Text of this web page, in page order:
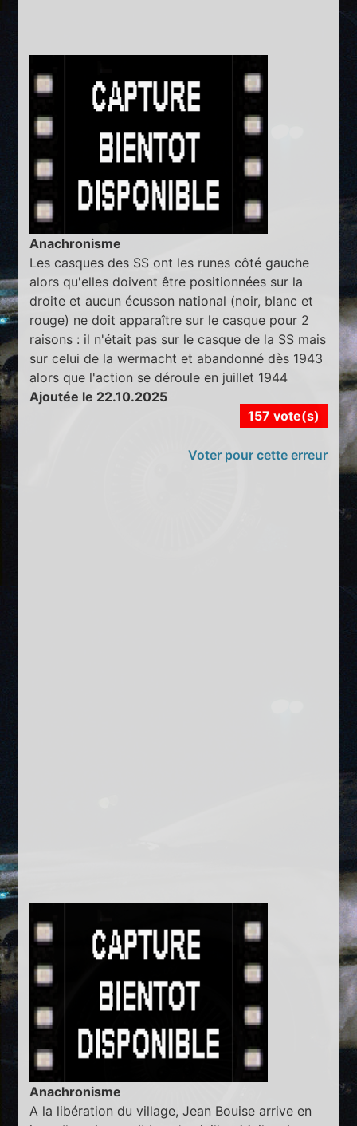
Anachronisme
Les casques des SS ont les runes côté gauche
alors qu'elles doivent être positionnées sur la
droite et aucun écusson national (noir, blanc et
rouge) ne doit apparaître sur le casque pour 2
raisons : il n'était pas sur le casque de la SS mais
sur celui de la wermacht et abandonné dès 1943
alors que l'action se déroule en juillet 1944
Ajoutée le 22.10.2025
157 vote(s)
Voter pour cette erreur
Anachronisme
A la libération du village, Jean Bouise arrive en